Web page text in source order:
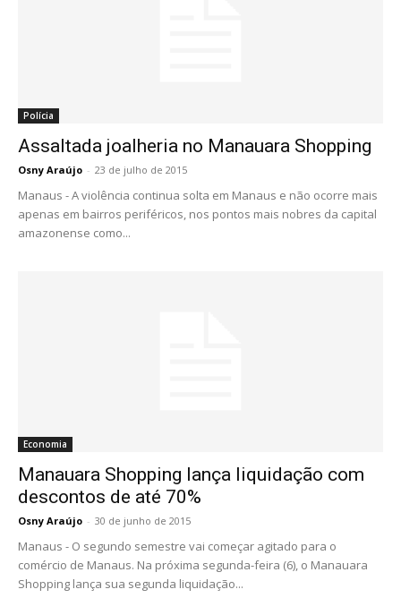
Polícia
Assaltada joalheria no Manauara Shopping
Osny Araújo - 23 de julho de 2015
Manaus - A violência continua solta em Manaus e não ocorre mais
apenas em bairros periféricos, nos pontos mais nobres da capital
amazonense como...
Economia
Manauara Shopping lança liquidação com
descontos de até 70%
Osny Araújo - 30 de junho de 2015
Manaus - O segundo semestre vai começar agitado para o
comércio de Manaus. Na próxima segunda-feira (6), o Manauara
Shopping lança sua segunda liquidação...